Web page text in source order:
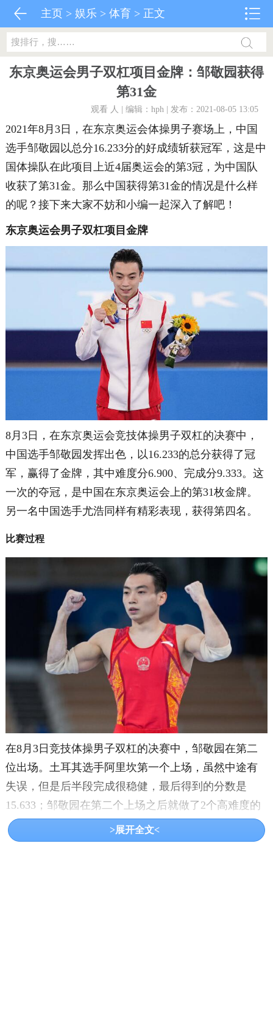
主页 >娱乐 >体育 > 正文
东京奥运会男子双杠项目金牌：邹敬园获得
第31金
观看 人 | 编辑：hph | 发布：2021-08-05 13:05
2021年8月3日，在东京奥运会体操男子赛场上，中国
选手邹敬园以总分16.233分的好成绩斩获冠军，这是中
国体操队在此项目上近4届奥运会的第3冠，为中国队
收获了第31金。那么中国获得第31金的情况是什么样
的呢？接下来大家不妨和小编一起深入了解吧！
东京奥运会男子双杠项目金牌
8月3日，在东京奥运会竞技体操男子双杠的决赛中，
中国选手邹敬园发挥出色，以16.233的总分获得了冠
军，赢得了金牌， 其中难度分6.900、完成分9.333。这
一次的夺冠，是中国在东京奥运会上的第31枚金牌。
另一名中国选手尤浩同样有精彩表现，获得第四名。
比赛过程
在8月3日竞技体操男子双杠的决赛中，邹敬园在第二
位出场。土耳其选手阿里坎第一个上场，虽然中途有
失误，但是后半段完成很稳健，最后得到的分数是
15.633；邹敬园在第二个上场之后就做了2个高难度的
动作，几乎没有瑕疵，最后得分是16.233，
第一；
中国选手尤浩最后得分是15.466；德国选手道瑟最后得
>展开全文<